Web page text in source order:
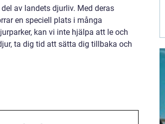
av landets djurliv. Med deras
en speciell plats i många
kan vi inte hjälpa att le och
ta dig tid att sätta dig tillbaka och